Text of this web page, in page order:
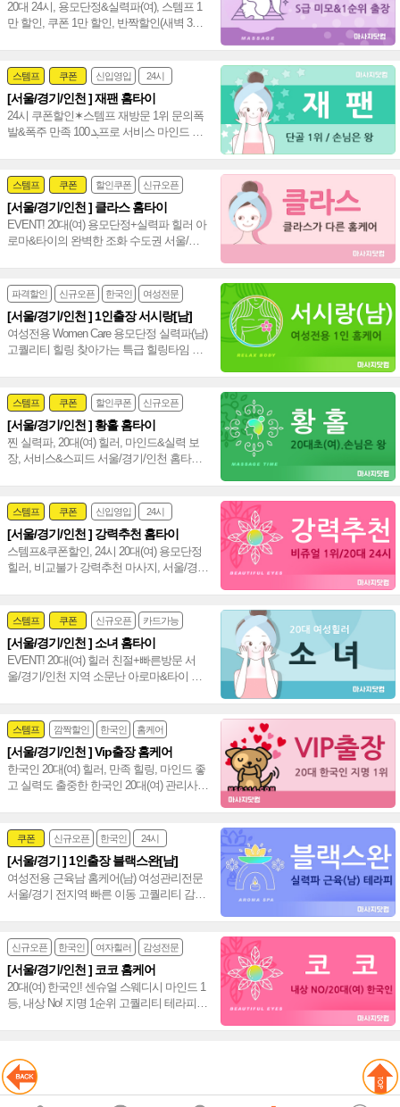
20대 24시, 용모단정&실력파(여), 스템프 1
만 할인, 쿠폰 1만 할인, 반짝할인(새벽 3시
스템프 쿠폰 신입영입 24시
여자힐러 감성전문
[서울/경기/인천 ] 재팬 홈타이
24시 쿠폰할인✶스템프 재방문 1위 문의폭
발&폭주 만족 ܓ 100프로 서비스 마인드 짱
스템프 쿠폰 할인쿠폰 신규오픈
24시 홈케어
[서울/경기/인천 ] 클라스 홈타이
EVENT! 20대(여) 용모단정+실력파 힐러 아
로마&타이의 완벽한 조화 수도권 서울/경
파격할인 신규오픈 한국인 여성전문
[서울/경기/인천 ] 1인출장 서시랑[남]
여성전용 Women Care 용모단정 실력파(남)
고퀄리티 힐링 찾아가는 특급 힐링타임 서
스템프 쿠폰 할인쿠폰 신규오픈
24시 홈케어
[서울/경기/인천 ] 황홀 홈타이
찐 실력파, 20대(여) 힐러, 마인드&실력 보
장, 서비스&스피드 서울/경기/인천 홈타이
스템프 쿠폰 신입영입 24시
여자힐러 감성전문
[서울/경기/인천 ] 강력추천 홈타이
스템프&쿠폰할인, 24시 20대(여) 용모단정
힐러, 비교불가 강력추천 마사지, 서울/경
스템프 쿠폰 신규오픈 카드가능
24시 홈케어
[서울/경기/인천 ] 소녀 홈타이
EVENT! 20대(여) 힐러 친절+빠른방문 서
울/경기/인천 지역 소문난 아로마&타이 시
스템프 깜짝할인 한국인 홈케어
[서울/경기/인천 ] Vip출장 홈케어
한국인 20대(여) 힐러, 만족 힐링, 마인드 좋
고 실력도 출중한 한국인 20대(여) 관리사,
쿠폰 신규오픈 한국인 24시
여성전문
[서울/경기 ] 1인출장 블랙스완[남]
여성전용 근육남 홈케어(남) 여성관리전문
서울/경기 전지역 빠른 이동 고퀄리티 감성
신규오픈 한국인 여자힐러 감성전문
[서울/경기/인천 ] 코코 홈케어
20대(여) 한국인! 센슈얼 스웨디시 마인드 1
등, 내상 No! 지명 1순위 고퀄리티 테라피로